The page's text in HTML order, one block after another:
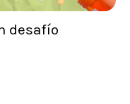
desafío